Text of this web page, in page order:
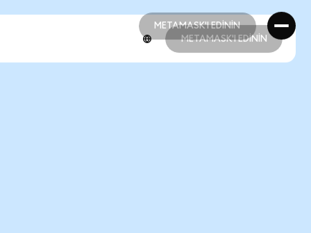
METAMASK'I EDİNİN
METAMASK'I EDİNİN
METAMASK'I EDİNİN